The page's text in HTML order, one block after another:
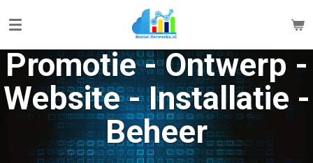
direct
naar
de
hoofdinhoud
Promotie - Ontwerp -
Website - Installatie -
Beheer